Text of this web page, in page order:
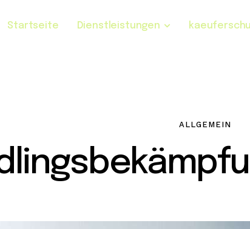
Startseite Dienstleistungen
ALLGEMEIN